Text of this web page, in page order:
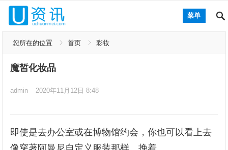
菜单
您所在的位置 首页 彩妆
魔皙化妆品
admin 2020年11月12日 8:48
即使是去办公室或在博物馆约会，你也可以看上去
像穿著阿曼尼自定义服装那样，挽着